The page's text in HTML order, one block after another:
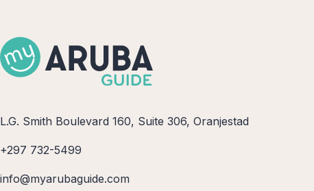
L.G. Smith Boulevard 160, Suite 306, Oranjestad
+297 732-5499
info@myarubaguide.com